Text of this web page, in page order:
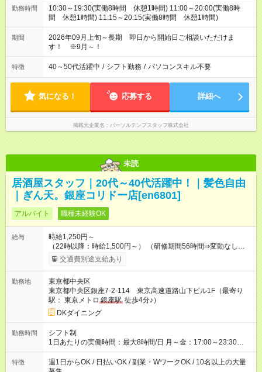
勤務時間
10:30～19:30(実働8時間 休憩1時間) 11:00～20:00(実働8時
間 休憩1時間) 11:15～20:15(実働8時間 休憩1時間)
期間
2026年09月上旬～長期 即日から開始日ご相談いただけま
す！ ※9月～！
特徴 40～50代活躍中 / シフト勤務 / パソコンスキル不要
気になる！ 応募する 詳細へ
掲載元企業名 パーソルテンプスタッフ株式会社
未読
居酒屋スタッフ｜20代～40代活躍中！｜髪色自由
｜ぎん天。銀座コリドー店[en6801]
アルバイト 職種未経験OK
給与
時給1,250円～
（22時以降：時給1,500円～） （研修期間56時間⇒変動なし） ■
食事補助あり⇒1食200円 ■友人紹介制度あり⇒1人紹介につき最
大3万円支給！ 【試用期間】試用期間なし
交通費別途支給あり
勤務地
東京都中央区
東京都中央区銀座7-2-114 東京高速道路山下ビル1F（最寄り
駅： 東京メトロ 銀座駅 徒歩4分♪）
DKダイニング
勤務時間
シフト制
1日あたりの実働時間：最大8時間/日 月～金：17:00～23:30
土：14:00～翌5:00 祝前日：17:00～翌5:00 日祝日：14:00～
23:30 ★上記時間から1日3時間～OK ★週1日～OK◎ ※22時以降
勤務は18歳以上(法令による) ■自由シフト制
特徴
週1日からOK / 日払いOK / 副業・WワークOK / 10名以上の大量